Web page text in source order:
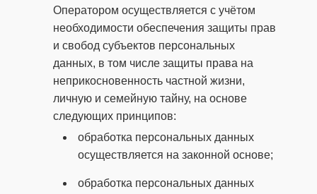
Оператором осуществляется с учётом
необходимости обеспечения защиты прав
и свобод субъектов персональных
данных, в том числе защиты права на
неприкосновенность частной жизни,
личную и семейную тайну, на основе
следующих принципов:
обработка персональных данных
осуществляется на законной основе;
обработка персональных данных